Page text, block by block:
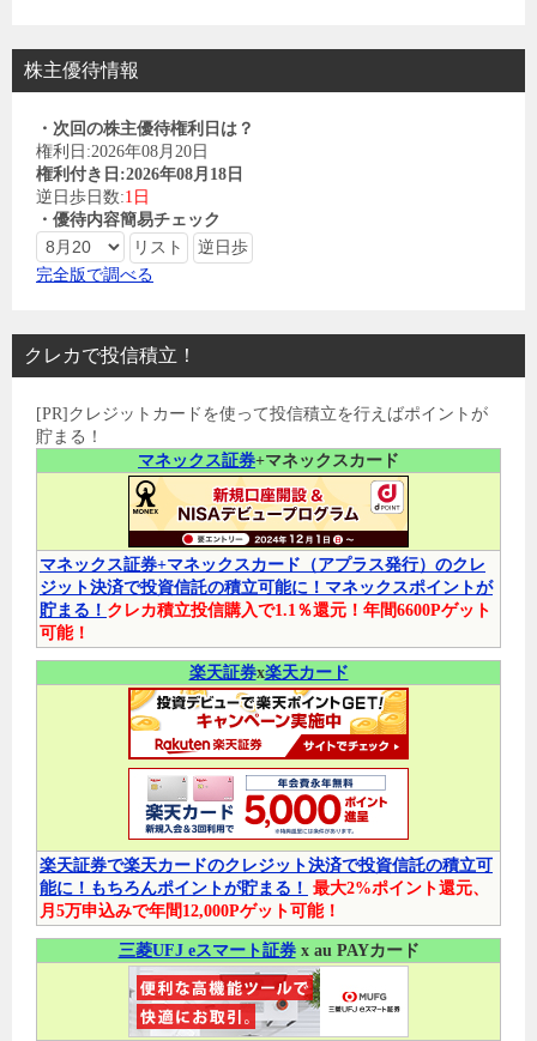
株主優待情報
・次回の株主優待権利日は？
権利日:2026年08月20日
権利付き日:2026年08月18日
逆日歩日数:1日
・優待内容簡易チェック
完全版で調べる
クレカで投信積立！
[PR]クレジットカードを使って投信積立を行えばポイントが
貯まる！
マネックス証券+マネックスカード
マネックス証券+マネックスカード（アプラス発行）のクレ
ジット決済で投資信託の積立可能に！マネックスポイントが
貯まる！ クレカ積立投信購入で1.1％還元！年間6600Pゲット
可能！
楽天証券x楽天カード
楽天証券で楽天カードのクレジット決済で投資信託の積立可
能に！もちろんポイントが貯まる！ 最大2%ポイント還元、
月5万申込みで年間12,000Pゲット可能！
三菱UFJ eスマート証券x au PAYカード